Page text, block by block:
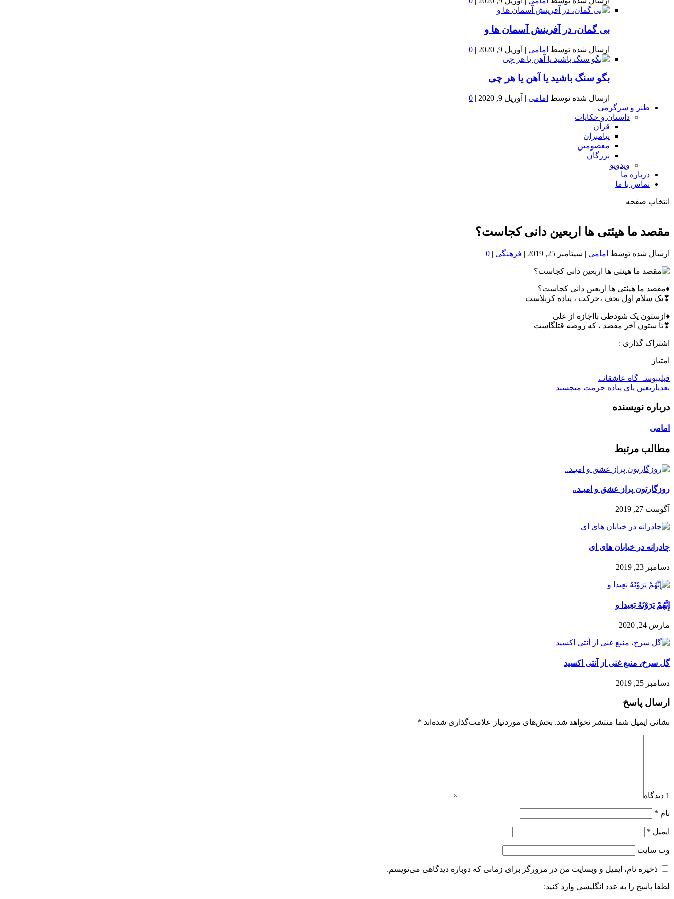
بى گمان، در آفرينش آسمان ها و
ارسال شده توسط امامی | آوریل 9, 2020 |
0
بگو سنگ باشید یا آهن یا هر چی
ارسال شده توسط امامی | آوریل 9, 2020 |
0
طنز و سرگرمی
داستان و حکایات
قرآن
پیامبران
معصومین
بزرگان
ویدویو
درباره ما
تماس با ما
انتخاب صفحه
خون
شمال
مقصد ما هیئتی ها اربعین دانی کجاست؟
ارسال شده توسط امامی | سپتامبر 25, 2019 | فرهنگی |
0
|
♦️مقصد ما هیئتی ها اربعین دانی کجاست؟
❣یک سلام اول نجف ،حرکت ، پیاده کربلاست
♦️ازستون یک شودطی بااجازه از علی
❣تا ستون آخر مقصد ، که روضه قتلگاست
اشتراک گذاری :
امتیاز
قبلیبوسہ گاه عاشقانے
بعدیاربعین ‌پای پیاده حرمت میچسبد
درباره نویسنده
امامی
مطالب مرتبط
روزگارتون پراز عشق و امیـد..
آگوست 27, 2019
چادرانه در خیابان های ای
دسامبر 23, 2019
إِنَّهُمْ يَرَوْنَهُ بَعِيدا و
مارس 24, 2020
گل سرخ، منبع غنی از آنتی اکسید
دسامبر 25, 2019
ارسال پاسخ
نشانی ایمیل شما منتشر نخواهد شد. بخش‌های موردنیاز علامت‌گذاری شده‌اند *
1 دیدگاه
نام *
ایمیل *
وب‌ سایت
ذخیره نام، ایمیل و وبسایت من در مرورگر برای زمانی که دوباره دیدگاهی می‌نویسم.
لطفا پاسخ را به عدد انگلیسی وارد کنید: